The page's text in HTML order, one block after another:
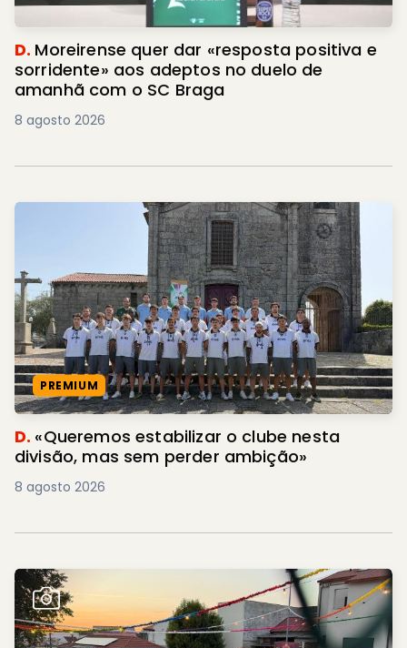
D. Moreirense quer dar «resposta positiva e
sorridente» aos adeptos no duelo de
amanhã com o SC Braga
8 agosto 2026
PREMIUM
D. «Queremos estabilizar o clube nesta
divisão, mas sem perder ambição»
8 agosto 2026